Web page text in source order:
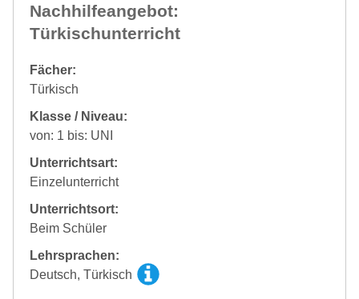
Nachhilfeangebot:
Türkischunterricht
Fächer:
Türkisch
Klasse / Niveau:
von: 1 bis: UNI
Unterrichtsart:
Einzelunterricht
Unterrichtsort:
Beim Schüler
Lehrsprachen:
Deutsch, Türkisch